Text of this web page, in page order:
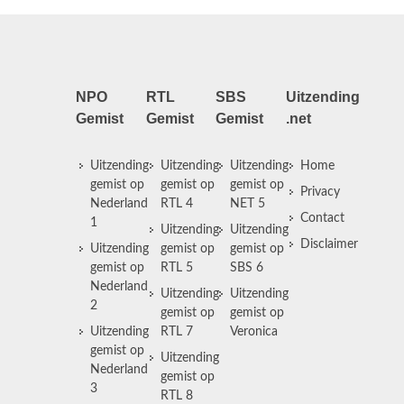
NPO
Gemist
Uitzending
gemist op
Nederland
1
Uitzending
gemist op
Nederland
2
Uitzending
gemist op
Nederland
3
RTL
Gemist
Uitzending
gemist op
RTL 4
Uitzending
gemist op
RTL 5
Uitzending
gemist op
RTL 7
Uitzending
gemist op
RTL 8
SBS
Gemist
Uitzending
gemist op
NET 5
Uitzending
gemist op
SBS 6
Uitzending
gemist op
Veronica
Uitzending
.net
Home
Privacy
Contact
Disclaimer